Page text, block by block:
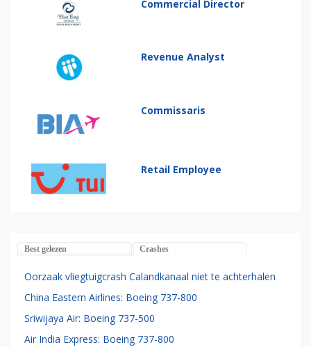
Commercial Director
Revenue Analyst
Commissaris
Retail Employee
Best gelezen Crashes
Oorzaak vliegtuigcrash Calandkanaal niet te achterhalen
China Eastern Airlines: Boeing 737-800
Sriwijaya Air: Boeing 737-500
Air India Express: Boeing 737-800